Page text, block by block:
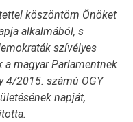
köszöntöm Önöket
alkalmából, s
szívélyes
magyar Parlamentnek
4/2015. számú OGY
napját,